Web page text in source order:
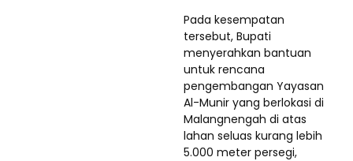
Pada kesempatan
tersebut, Bupati
menyerahkan bantuan
untuk rencana
pengembangan Yayasan
Al-Munir yang berlokasi di
Malangnengah di atas
lahan seluas kurang lebih
5.000 meter persegi,